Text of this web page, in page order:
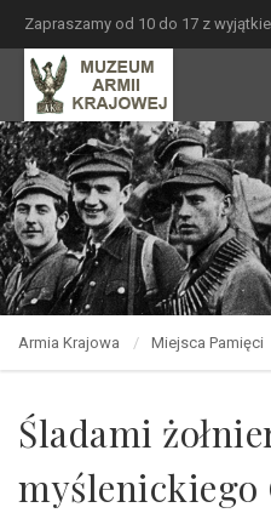
Zapraszamy od 10 do 17 z
Armia Krajowa Miejsca Pamięci
Śladami
myślenickiego